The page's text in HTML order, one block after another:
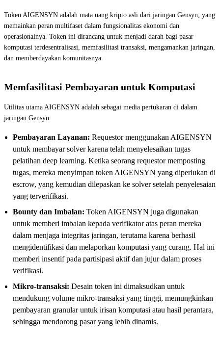
Token AIGENSYN adalah mata uang kripto asli dari jaringan Gensyn, yang
memainkan peran multifaset dalam fungsionalitas ekonomi dan
operasionalnya. Token ini dirancang untuk menjadi darah bagi pasar
komputasi terdesentralisasi, memfasilitasi transaksi, mengamankan jaringan,
dan memberdayakan komunitasnya.
Memfasilitasi Pembayaran untuk Komputasi
Utilitas utama AIGENSYN adalah sebagai media pertukaran di dalam
jaringan Gensyn.
Pembayaran Layanan: Requestor menggunakan AIGENSYN
untuk membayar solver karena telah menyelesaikan tugas
pelatihan deep learning. Ketika seorang requestor memposting
tugas, mereka menyimpan token AIGENSYN yang diperlukan di
escrow, yang kemudian dilepaskan ke solver setelah penyelesaian
yang terverifikasi.
Bounty dan Imbalan: Token AIGENSYN juga digunakan
untuk memberi imbalan kepada verifikator atas peran mereka
dalam menjaga integritas jaringan, terutama karena berhasil
mengidentifikasi dan melaporkan komputasi yang curang. Hal ini
memberi insentif pada partisipasi aktif dan jujur dalam proses
verifikasi.
Mikro-transaksi: Desain token ini dimaksudkan untuk
mendukung volume mikro-transaksi yang tinggi, memungkinkan
pembayaran granular untuk irisan komputasi atau hasil perantara,
sehingga mendorong pasar yang lebih dinamis.